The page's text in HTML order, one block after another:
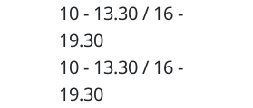
10 - 13.30 / 16 -
19.30
10 - 13.30 / 16 -
19.30